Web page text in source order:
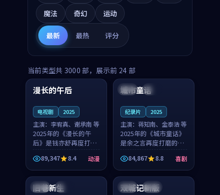
魔法
奇幻 运动
最新 最热 评分
当前类型共 3000 部，展示前 24 部
中国 高分
99:16
漫长的午后
电视剧 2025
主演： 李宥真、谢承南 等
2025年的《漫长的午
后》是钱亦舒再度打磨
的动漫佳作。中国大陆
的取景与海岛日常的氛
围相互成就，李宥真与
谢承南的对手戏自然克
制，让整部影片在悬念
89,347 8.4 动漫
美国 院线
城市童话
纪录片 2025
主演： 蒋知南、金泰浩 等
2025年的《城市童话》
是余之言再度打磨的喜
剧佳作。美国的取景与
历史战争的氛围相互成
就，蒋知南与金泰浩的
对手戏自然克制，让整
部影片在悬念与温度
84,867 8.8 喜剧
英国 完结
旧巷新生 中国 独播
双城记新版